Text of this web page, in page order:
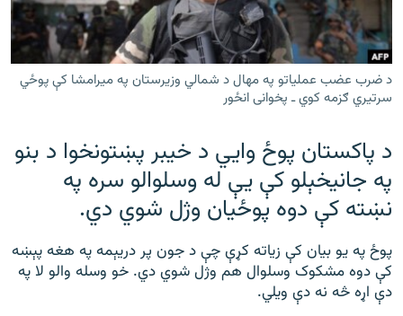
Gandhara
موږ وڅارئ
د ازادې اروپا راډیو ټولې ووبپاڼې
د ضرب عضب عملیاتو په مهال د شمالي وزیرستان په میرامشا کې پوځي
سرتیري ګزمه کوي ـ پخوانی انځور
د پاکستان پوځ وايي د خیبر پښتونخوا د بنو
په جانيخېلو کې یې له وسلوالو سره په
نښته کې دوه پوځیان وژل شوي دي.
پوځ په یو بیان کې زیاته کړې چې د جون پر دریېمه په هغه پېښه
کې دوه مشکوک وسلوال هم وژل شوي دي. خو وسله والو لا په
دې اړه څه نه دې ویلي.